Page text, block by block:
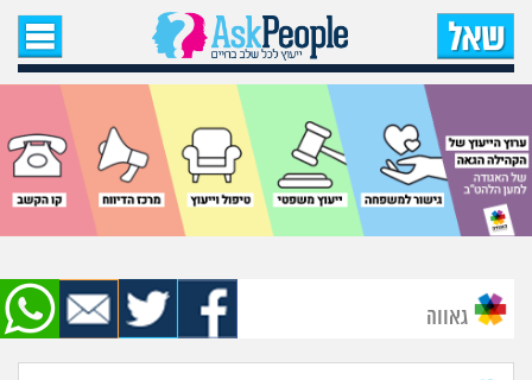
עמוד הבית
שאל שאלה
שאלות חדשות
שאלות שעוררו עניין
עצות חדשות
גאווה